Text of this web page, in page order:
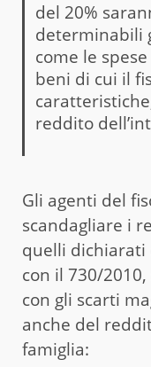
del 20%
determinabili
come le
beni di cui il
reddito
Gli agenti del
scandagliare i
quelli dichiarati
con il 730/
con gli scarti
anche del
famiglia: